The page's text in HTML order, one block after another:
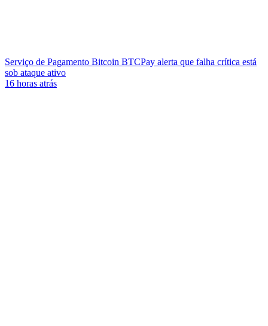
Serviço de Pagamento Bitcoin BTCPay alerta que falha crítica está
sob ataque ativo
16 horas atrás